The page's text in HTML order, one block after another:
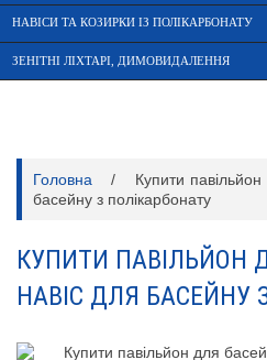
НАВІСИ ТА КОЗИРКИ ІЗ ПОЛІКАРБОНАТУ
ЗЕНІТНІ ЛІХТАРІ, ДИМОВИДАЛЕННЯ
Головна /
Купити
басейну з полікарбонату
КУПИТИ ПАВІЛЬЙОН
НАВІС ДЛЯ БАСЕЙНУ